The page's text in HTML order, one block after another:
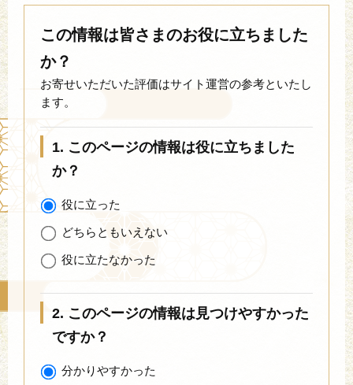
この情報は皆さまのお役に立ちました
か？
お寄せいただいた評価はサイト運営の参考といたし
ます。
1. このページの情報は役に立ちました
か？
役に立った
どちらともいえない
役に立たなかった
2. このページの情報は見つけやすかった
ですか？
分かりやすかった